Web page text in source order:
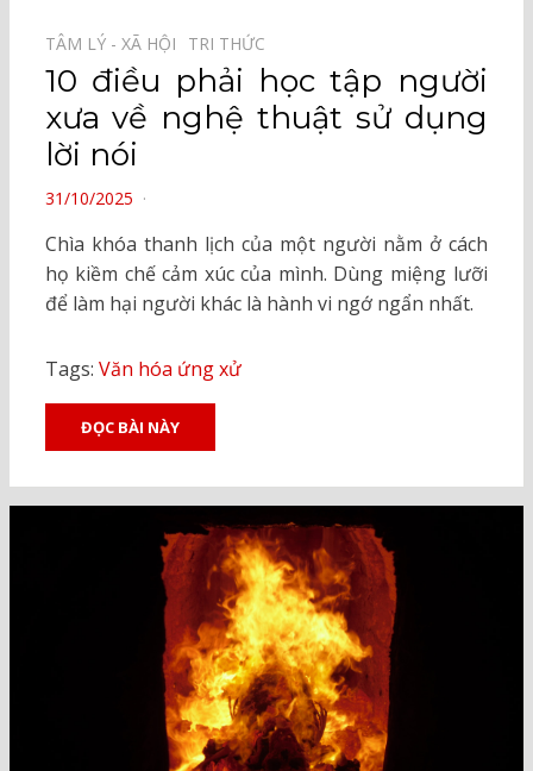
TÂM LÝ - XÃ HỘI⠀ TRI THỨC⠀
10 điều phải học tập người
xưa về nghệ thuật sử dụng
lời nói
POSTED
31/10/2025
Chìa khóa thanh lịch của một người nằm ở cách
họ kiềm chế cảm xúc của mình. Dùng miệng lưỡi
để làm hại người khác là hành vi ngớ ngẩn nhất.
Tags: Văn hóa ứng xử
ĐỌC BÀI NÀY